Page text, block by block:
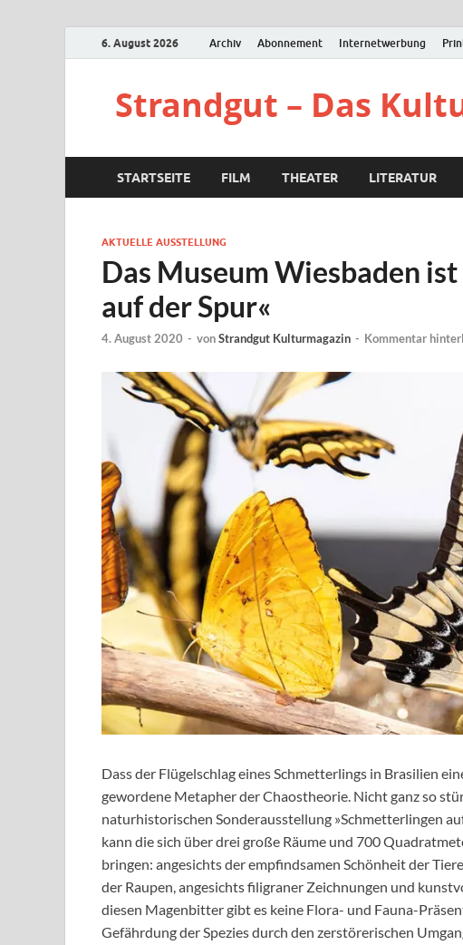
6. August 2026 Archiv Abonnement Internetwerbung
Strandgut – Das
STARTSEITE FILM THEATER LITERATUR
AKTUELLE AUSSTELLUNG
Das Museum Wiesbaden
auf der Spur«
4. August 2020 - vonStrandgut Kulturmagazin - Kommentar
Dass der Flügelschlag eines Schmetterlings in Brasilien
gewordene Metapher der Chaostheorie. Nicht ganz so
naturhistorischen Sonderausstellung »Schmetterlingen
kann die sich über drei große Räume und 700
bringen: angesichts der empfindsamen Schönheit der
der Raupen, angesichts filigraner Zeichnungen und
diesen Magenbitter gibt es keine Flora- und Fauna-
Gefährdung der Spezies durch den zerstörerischen